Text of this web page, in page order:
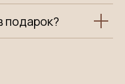
подарок?